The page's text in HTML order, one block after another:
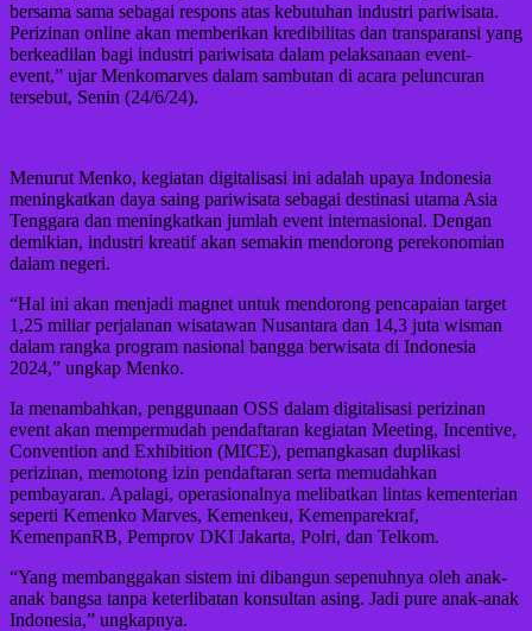
bersama sama sebagai respons atas kebutuhan industri pariwisata.
Perizinan online akan memberikan kredibilitas dan transparansi yang
berkeadilan bagi industri pariwisata dalam pelaksanaan event-
event,” ujar Menkomarves dalam sambutan di acara peluncuran
tersebut, Senin (24/6/24).
Menurut Menko, kegiatan digitalisasi ini adalah upaya Indonesia
meningkatkan daya saing pariwisata sebagai destinasi utama Asia
Tenggara dan meningkatkan jumlah event internasional. Dengan
demikian, industri kreatif akan semakin mendorong perekonomian
dalam negeri.
“Hal ini akan menjadi magnet untuk mendorong pencapaian target
1,25 miliar perjalanan wisatawan Nusantara dan 14,3 juta wisman
dalam rangka program nasional bangga berwisata di Indonesia
2024,” ungkap Menko.
Ia menambahkan, penggunaan OSS dalam digitalisasi perizinan
event akan mempermudah pendaftaran kegiatan Meeting, Incentive,
Convention and Exhibition (MICE), pemangkasan duplikasi
perizinan, memotong izin pendaftaran serta memudahkan
pembayaran. Apalagi, operasionalnya melibatkan lintas kementerian
seperti Kemenko Marves, Kemenkeu, Kemenparekraf,
KemenpanRB, Pemprov DKI Jakarta, Polri, dan Telkom.
“Yang membanggakan sistem ini dibangun sepenuhnya oleh anak-
anak bangsa tanpa keterlibatan konsultan asing. Jadi pure anak-anak
Indonesia,” ungkapnya.